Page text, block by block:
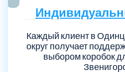
Каждый клиент в
округ получает
выбором коробок